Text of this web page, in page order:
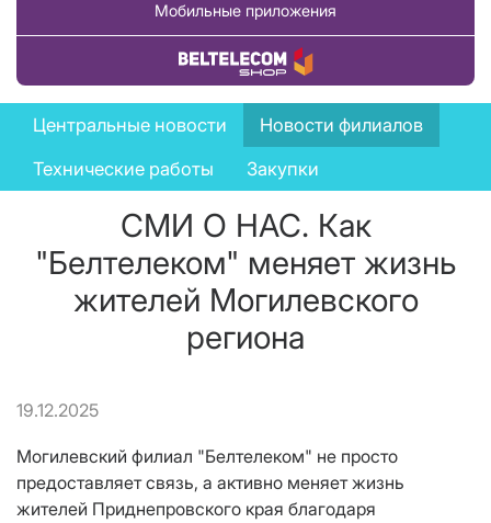
Мобильные приложения
Купить товар
News
menu
Центральные новости
Новости филиалов
Технические работы
Закупки
СМИ О НАС. Как
"Белтелеком" меняет жизнь
жителей Могилевского
региона
19.12.2025
Могилевский филиал "Белтелеком" не просто
предоставляет связь, а активно меняет жизнь
жителей Приднепровского края благодаря